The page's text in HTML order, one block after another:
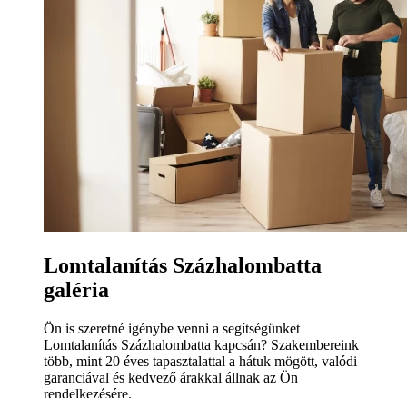
Lomtalanítás Százhalombatta
galéria
Ön is szeretné igénybe venni a segítségünket
Lomtalanítás Százhalombatta kapcsán? Szakembereink
több, mint 20 éves tapasztalattal a hátuk mögött, valódi
garanciával és kedvező árakkal állnak az Ön
rendelkezésére.